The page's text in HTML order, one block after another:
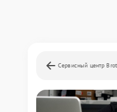
Сервисный центр